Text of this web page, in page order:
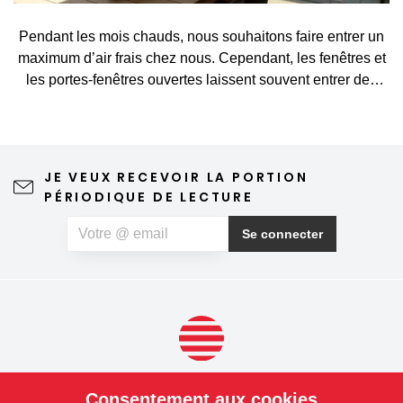
Pendant les mois chauds, nous souhaitons faire entrer un
maximum d’air frais chez nous. Cependant, les fenêtres et
les portes-fenêtres ouvertes laissent souvent entrer des
du printemps et de l’été. Une moustiquaire de qualité
maison, ne nécessite qu'un entretien minimal et peut
même contribuer à un sommeil plus paisible. Si, outre les
spéciale, qui aide à limiter la quantité de particules de
pollen pénétrant à l'intérieur.
JE VEUX RECEVOIR LA PORTION
PÉRIODIQUE DE LECTURE
Se connecter
PRODUITS